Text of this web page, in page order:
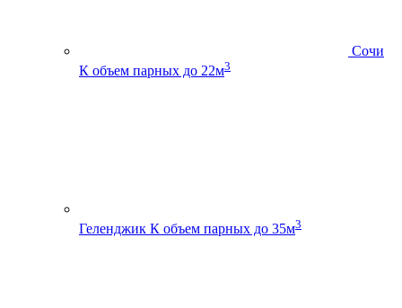
Сочи
К объем парных до 22м3
Геленджик К объем парных до 35м3